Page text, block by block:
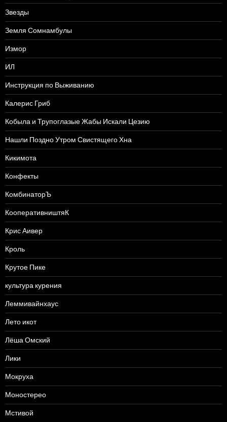
Звезды
Земля Сомнамбулы
Измор
ИЛ
Инструкция по Выживанию
Калерис Гриб
Кобыла и Трупоглазые Жабы Искали Цезию
Нашли Поздно Утром Свистящего Хна
Кикимота
Конфекты
КомбинаторЪ
КооперативништяК
Крис Аивер
Кроль
Крутое Пике
культура курения
Леммивайнхаус
Лето икот
Лёша Омский
Лики
Мокруха
Моностерео
Мстивой